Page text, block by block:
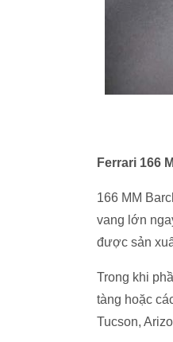
Ferrari 166
166 MM
vang lớn
được sản
Trong khi
tàng hoặc
Tucson,